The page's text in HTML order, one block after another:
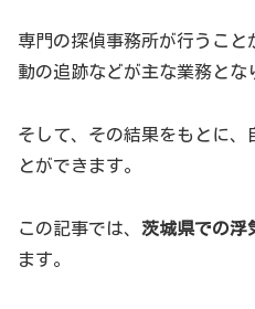
専門の探偵事務所が行うこ
動の追跡などが主な業務とな
そして、その結果をもとに、
とができます。
この記事では、 茨城県での浮
ます。